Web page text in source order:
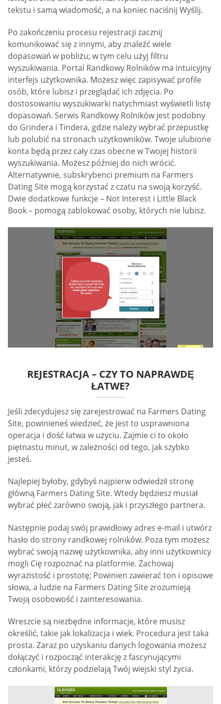
tekstu i samą wiadomość, a na koniec naciśnij Wyślij.
Po zakończeniu procesu rejestracji zacznij
komunikować się z innymi, aby znaleźć wiele
dopasowań w pobliżu; w tym celu użyj filtru
wyszukiwania. Portal Randkowy Rolników ma intuicyjny
interfejs użytkownika. Możesz więc zapisywać profile
osób, które lubisz i przeglądać ich zdjęcia. Po
dostosowaniu wyszukiwarki natychmiast wyświetli listę
dopasowań. Serwis Randkowy Rolników jest podobny
do Grindera i Tindera, gdzie należy wybrać przepustkę
lub polubić na stronach użytkowników. Twoje ulubione
konta będą przez cały czas obecne w Twojej historii
wyszukiwania. Możesz później do nich wrócić.
Alternatywnie, subskrybenci premium na Farmers
Dating Site mogą korzystać z czatu na swoją korzyść.
Dwie dodatkowe funkcje – Not Interest i Little Black
Book – pomogą zablokować osoby, których nie lubisz.
REJESTRACJA – CZY TO NAPRAWDĘ
ŁATWE?
Jeśli zdecydujesz się zarejestrować na Farmers Dating
Site, powinieneś wiedzieć, że jest to usprawniona
operacja i dość łatwa w użyciu. Zajmie ci to około
piętnastu minut, w zależności od tego, jak szybko
jesteś.
Najlepiej byłoby, gdybyś najpierw odwiedził stronę
główną Farmers Dating Site. Wtedy będziesz musiał
wybrać płeć zarówno swoją, jak i przyszłego partnera.
Następnie podaj swój prawidłowy adres e-mail i utwórz
hasło do strony randkowej rolników. Poza tym możesz
wybrać swoją nazwę użytkownika, aby inni użytkownicy
mogli Cię rozpoznać na platformie. Zachowaj
wyrazistość i prostotę; Powinien zawierać ton i opisowe
słowa, a ludzie na Farmers Dating Site zrozumieją
Twoją osobowość i zainteresowania.
Wreszcie są niezbędne informacje, które musisz
określić, takie jak lokalizacja i wiek. Procedura jest taka
prosta. Zaraz po uzyskaniu danych logowania możesz
dołączyć i rozpocząć interakcję z fascynującymi
członkami, którzy podzielają Twój wiejski styl życia.